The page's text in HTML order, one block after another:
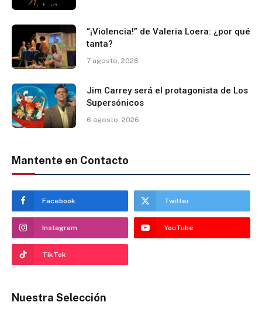
“¡Violencia!” de Valeria Loera: ¿por qué
tanta?
7 agosto, 2026
Jim Carrey será el protagonista de Los
Supersónicos
6 agosto, 2026
Mantente en Contacto
Facebook Twitter
Instagram YouTube
TikTok
Nuestra Selección